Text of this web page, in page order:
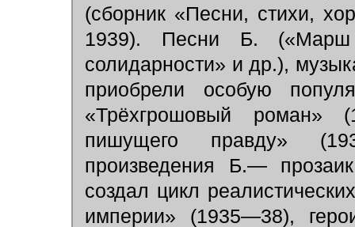
(сборник «Песни, стихи,
1939). Песни Б.
солидарности» и др.),
приобрели особую
«Трёхгрошовый роман»
пишущего правду»
произведения Б.—
создал цикл
империи» (1935—38),